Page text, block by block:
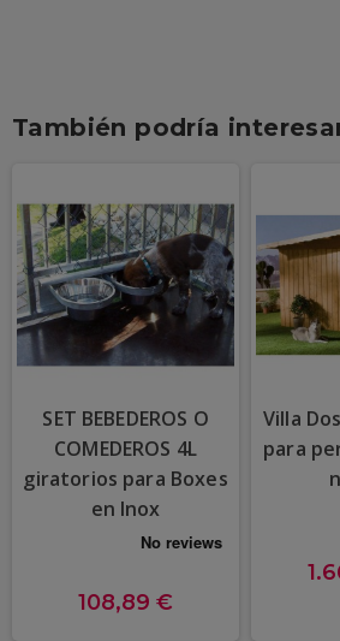
También podría
SET BEBEDEROS O
COMEDEROS 4L
giratorios para Boxes
en Inox
108,89 €
Villa
para